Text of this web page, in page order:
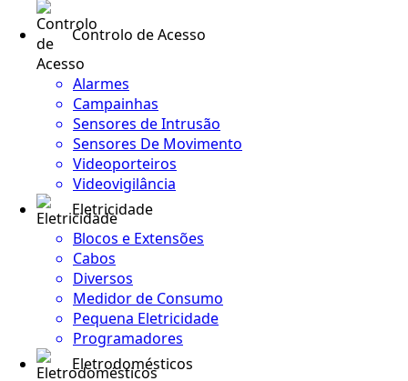
Controlo de Acesso
Alarmes
Campainhas
Sensores de Intrusão
Sensores De Movimento
Videoporteiros
Videovigilância
Eletricidade
Blocos e Extensões
Cabos
Diversos
Medidor de Consumo
Pequena Eletricidade
Programadores
Eletrodomésticos